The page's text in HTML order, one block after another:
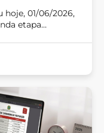
01/06/2026,
etapa…